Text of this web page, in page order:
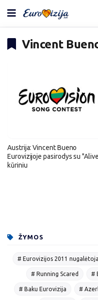
Vincent
Austrija: Vincent Bueno
Eurovizijoje pasirodys su
kūriniu
ŽYMOS
# Eurovizijos 2011
# Running Scared #
# Baku Eurovizija #